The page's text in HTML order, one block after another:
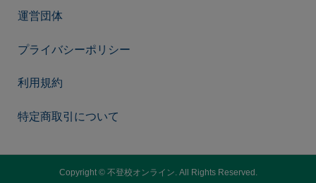
運営団体
プライバシーポリシー
利用規約
特定商取引について
Copyright ©不登校オンライン. All Rights Reserved.